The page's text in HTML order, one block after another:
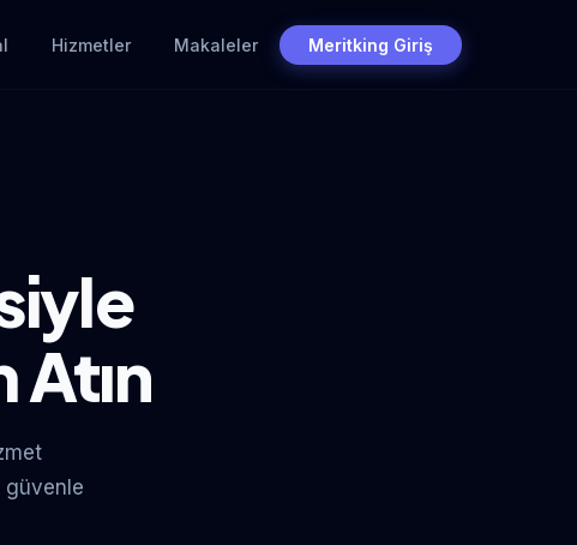
Hizmetler Makaleler Meritking Giriş
Atın
güvenle